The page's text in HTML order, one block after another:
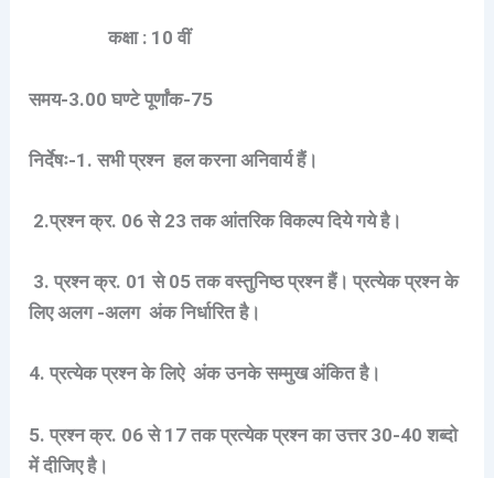
कक्षा : 10 वीं
समय-3.00 घण्टे पूर्णांक-75
निर्देषः-1. सभी प्रश्न हल करना अनिवार्य हैं।
2.प्रश्न क्र. 06 से 23 तक आंतरिक विकल्प दिये गये है।
3. प्रश्न क्र. 01 से 05 तक वस्तुनिष्ठ प्रश्न हैं। प्रत्येक प्रश्न के
लिए अलग -अलग अंक निर्धारित है।
4. प्रत्येक प्रश्न के लिऐ अंक उनके सम्मुख अंकित है।
5. प्रश्न क्र. 06 से 17 तक प्रत्येक प्रश्न का उत्तर 30-40 शब्दो
में दीजिए है।